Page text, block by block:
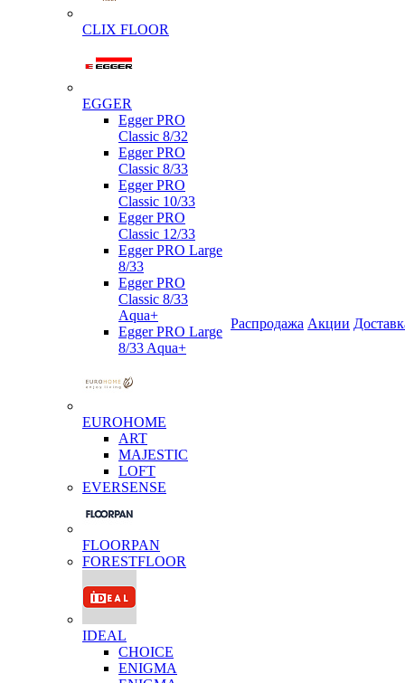
CLIX FLOOR
EGGER
Egger PRO
Classic 8/32
Egger PRO
Classic 8/33
Egger PRO
Classic 10/33
Egger PRO
Classic 12/33
Egger PRO Large
8/33
Egger PRO
Classic 8/33
Aqua+
Egger PRO Large
8/33 Aqua+
EUROHOME
ART
MAJESTIC
LOFT
EVERSENSE
FLOORPAN
FORESTFLOOR
IDEAL
CHOICE
ENIGMA
Распродажа Акции